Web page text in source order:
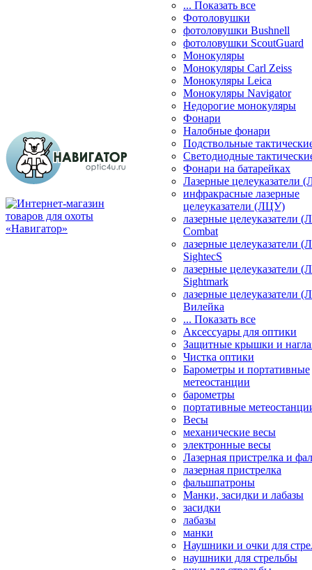
... Показать все
Фотоловушки
фотоловушки Bushnell
фотоловушки ScoutGuard
Монокуляры
Монокуляры Carl Zeiss
Монокуляры Leica
Монокуляры Navigator
Недорогие монокуляры
Фонари
Налобные фонари
Подствольные
Светодиодные
Фонари на батарейках
Лазерные целеуказатели
инфракрасные лазерные
целеуказатели (ЛЦУ)
лазерные целеуказатели
Combat
лазерные целеуказатели
SightecS
лазерные целеуказатели
Sightmark
лазерные целеуказатели
Вилейка
... Показать все
Аксессуары для оптики
Защитные крышки и
Чистка оптики
Барометры и портативные
метеостанции
барометры
портативные
Весы
механические весы
электронные весы
Лазерная пристрелка и
лазерная пристрелка
фальшпатроны
Манки, засидки и лабазы
засидки
лабазы
манки
Наушники и очки для
наушники для стрельбы